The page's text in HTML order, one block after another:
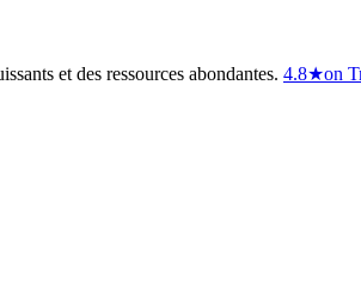
et des ressources abondantes. 4.8★on